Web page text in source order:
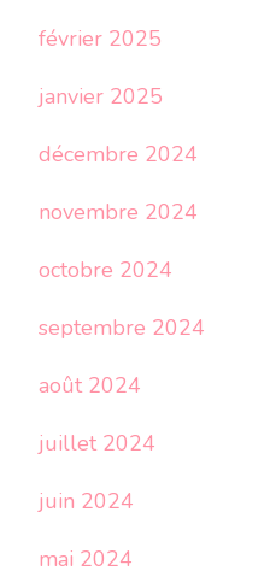
février 2025
janvier 2025
décembre 2024
novembre 2024
octobre 2024
septembre 2024
août 2024
juillet 2024
juin 2024
mai 2024